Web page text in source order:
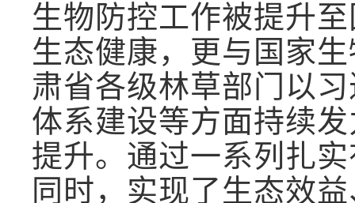
生物防控工作被提升
生态健康，更与国家
肃省各级林草部门以
体系建设等方面持续
提升。通过一系列扎
同时，实现了生态效